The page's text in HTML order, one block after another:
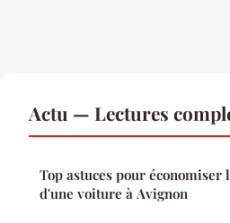
Actu — Lectures
Top astuces pour économiser
d'une voiture à Avignon